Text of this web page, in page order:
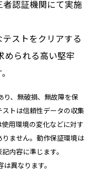
者認証機関にて実施
ストをクリアする
められる高い堅牢
、無破損、無故障を保
トは信頼性データの収集
用環境の変化などに対す
ません。動作保証環境は
内容に準じます。
異なります。